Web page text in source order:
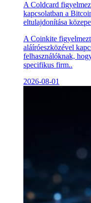
A Coldcard
kapcsolatban a
eltulajdonítása
A Coinkite
aláíróeszközével
felhasználóknak,
specifikus firm..
2026-08-01